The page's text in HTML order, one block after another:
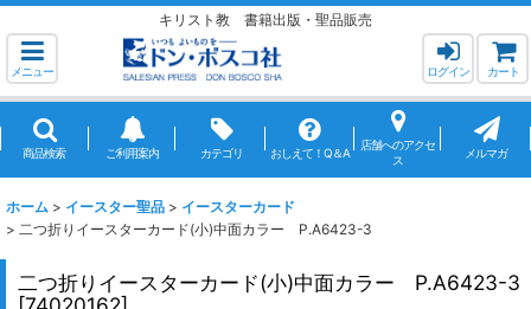
キリスト教 書籍出版・聖品販売
メニュー ログイン カート
商品検索 ご利用案内 カテゴリ おしえて！Q＆A
店舗へのアクセ
ス
メルマガ
ホーム > イースター聖品 > イースターカード
> 二つ折りイースターカード(小)中面カラー P.A6423-3
二つ折りイースターカード(小)中面カラー P.A6423-3